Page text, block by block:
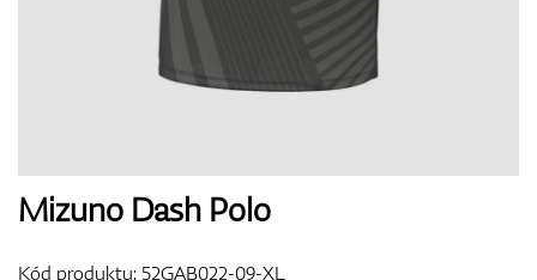
Míčky
Mizuno Dash Polo
Kód produktu:52GAB022-09-XL